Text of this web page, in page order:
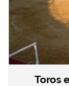
Toros